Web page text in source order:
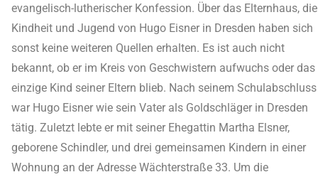
evangelisch-lutherischer Konfession. Über das Elternhaus, die
Kindheit und Jugend von Hugo Eisner in Dresden haben sich
sonst keine weiteren Quellen erhalten. Es ist auch nicht
bekannt, ob er im Kreis von Geschwistern aufwuchs oder das
einzige Kind seiner Eltern blieb. Nach seinem Schulabschluss
war Hugo Eisner wie sein Vater als Goldschläger in Dresden
tätig. Zuletzt lebte er mit seiner Ehegattin Martha Elsner,
geborene Schindler, und drei gemeinsamen Kindern in einer
Wohnung an der Adresse Wächterstraße 33. Um die